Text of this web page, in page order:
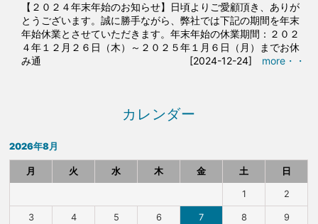
【２０２４年末年始のお知らせ】日頃よりご愛顧頂き、ありが
とうございます。誠に勝手ながら、弊社では下記の期間を年末
年始休業とさせていただきます。年末年始の休業期間：２０２
４年１２月２６日（木）～２０２５年１月６日（月）までお休
み通
[2024-12-24] more・・
カレンダー
2026年8月
月 火 水 木 金 土 日
1 2
3 4 5 6 7 8 9